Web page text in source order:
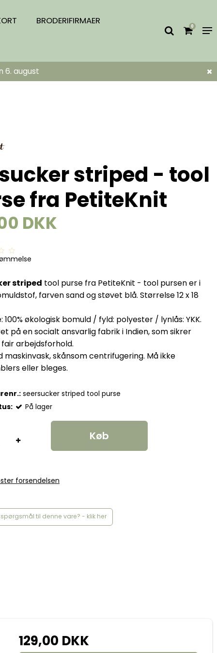
BRODERIFIRMAER
0
6. august
striped - tool
fra PetiteKnit
DKK
striped tool purse fra PetiteKnit - tool pursen er i
farven sand og støvet blå. Størrelse 12 x 18
100% økologisk bomuld / fyld: polyester / lynlås: YKK.
på en socialt ansvarlig fabrik i Indien, som sikrer
arbejdsforhold.
maskinvask, skånsom centrifugering. Må ikke
eller bleges.
seersucker striped tool purse
På lager
Køb
forsendelsen
til denne vare? - klik her
129,00 DKK